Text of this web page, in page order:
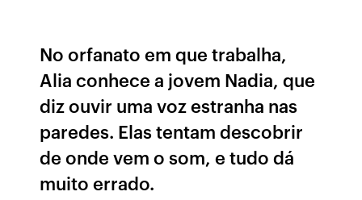
No orfanato em que trabalha,
Alia conhece a jovem Nadia, que
diz ouvir uma voz estranha nas
paredes. Elas tentam descobrir
de onde vem o som, e tudo dá
muito errado.